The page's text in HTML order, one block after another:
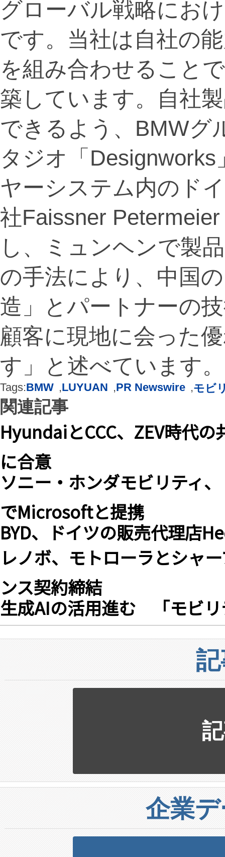
グローバル戦略にお
です。当社は自社の
を組み合わせること
築しています。自社
できるよう、BMWグ
タジオ「
ヤーシステム内のド
社Faissner
し、ミュンヘンで製
の手法により、中国
造」とパートナーの
顧客に現地に会った
す」と述べています。
Tags:BMW ,LUYUAN ,PR Newswire ,モビ
関連記事
HyundaiとCCC、ZEV時代
に合意
ソニー・ホンダモビリティ
でMicrosoftと提携
BYD、ドイツの販売代理店
レノボ、モトローラとシャ
ンス契約締結
生成AIの活用進む 「モビ
企業